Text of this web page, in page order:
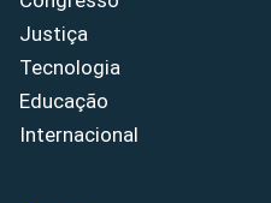
Justiça
Tecnologia
Educação
Internacional